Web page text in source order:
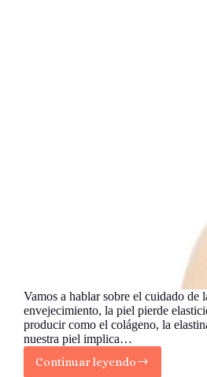
Vamos a hablar sobre el cuidado de
envejecimiento, la piel pierde
producir como el colágeno, la
nuestra piel implica…
Continuar leyendo
Beneficios